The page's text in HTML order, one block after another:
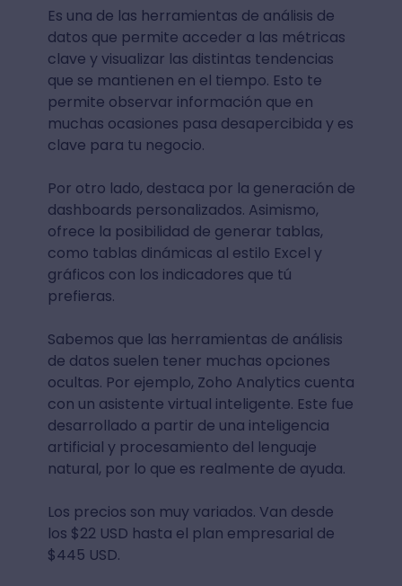
Es una de las herramientas de análisis de
datos que permite acceder a las métricas
clave y visualizar las distintas tendencias
que se mantienen en el tiempo. Esto te
permite observar información que en
muchas ocasiones pasa desapercibida y es
clave para tu negocio.
Por otro lado, destaca por la generación de
dashboards personalizados. Asimismo,
ofrece la posibilidad de generar tablas,
como tablas dinámicas al estilo Excel y
gráficos con los indicadores que tú
prefieras.
Sabemos que las herramientas de análisis
de datos suelen tener muchas opciones
ocultas. Por ejemplo, Zoho Analytics cuenta
con un asistente virtual inteligente. Este fue
desarrollado a partir de una inteligencia
artificial y procesamiento del lenguaje
natural, por lo que es realmente de ayuda.
Los precios son muy variados. Van desde
los $22 USD hasta el plan empresarial de
$445 USD.